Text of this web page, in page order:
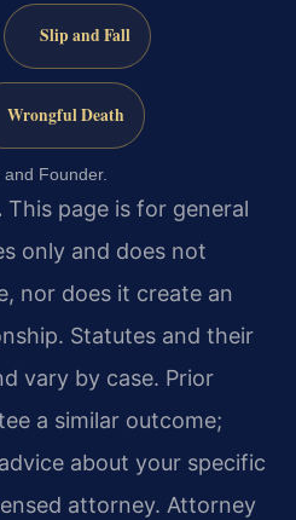
Slip and Fall
Wrongful Death
Founder.
This page is for general
only and does not
nor does it create an
Statutes and their
vary by case. Prior
a similar outcome;
about your specific
attorney. Attorney